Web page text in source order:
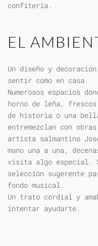
confitería.
EL
Un diseño y
sentir como en casa.
Numerosos espacios
horno de leña,
de historia o una bella
entremezclan con
artista salmantino
mano una a una,
visita algo especial.
selección sugerente
fondo musical.
Un trato cordial y
intentar ayudarte.